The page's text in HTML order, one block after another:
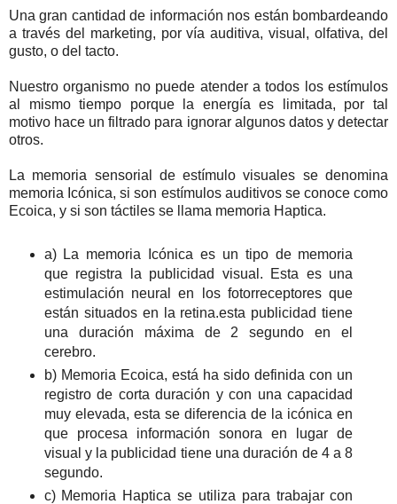
Una gran cantidad de información nos están bombardeando
a través del marketing, por vía auditiva, visual, olfativa, del
gusto, o del tacto.
Nuestro organismo no puede atender a todos los estímulos
al mismo tiempo porque la energía es limitada, por tal
motivo hace un filtrado para ignorar algunos datos y detectar
otros.
La memoria sensorial de estímulo visuales se denomina
memoria Icónica, si son estímulos auditivos se conoce como
Ecoica, y si son táctiles se llama memoria Haptica.
a) La memoria Icónica es un tipo de memoria
que registra la publicidad visual. Esta es una
estimulación neural en los fotorreceptores que
están situados en la retina.esta publicidad tiene
una duración máxima de 2 segundo en el
cerebro.
b) Memoria Ecoica, está ha sido definida con un
registro de corta duración y con una capacidad
muy elevada, esta se diferencia de la icónica en
que procesa información sonora en lugar de
visual y la publicidad tiene una duración de 4 a 8
segundo.
c) Memoria Haptica se utiliza para trabajar con